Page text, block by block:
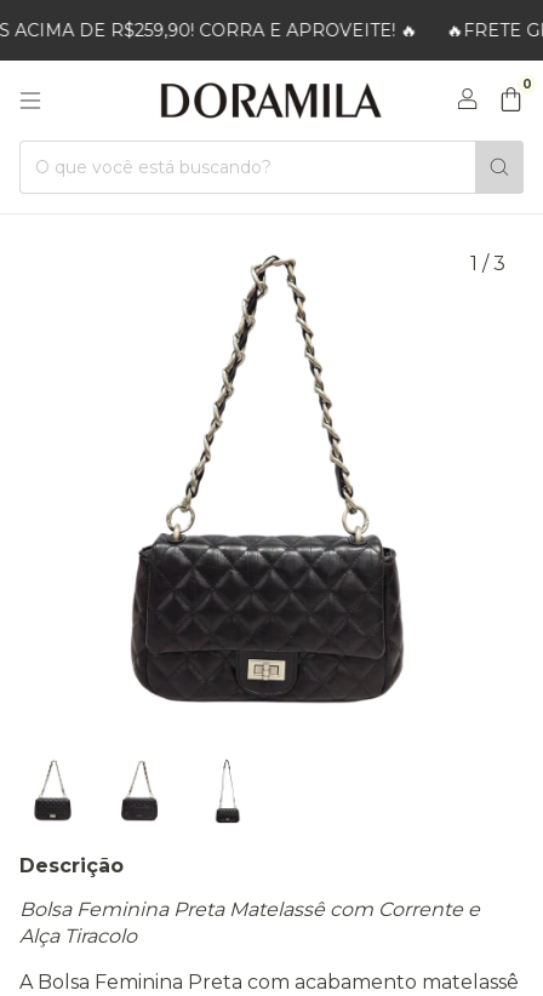
DE R$259,90! CORRA E APROVEITE! 🔥 🔥FRETE
0
1 / 3
Descrição
Bolsa Feminina Preta Matelassê com Corrente e
Alça Tiracolo
A Bolsa Feminina Preta com acabamento matelassê